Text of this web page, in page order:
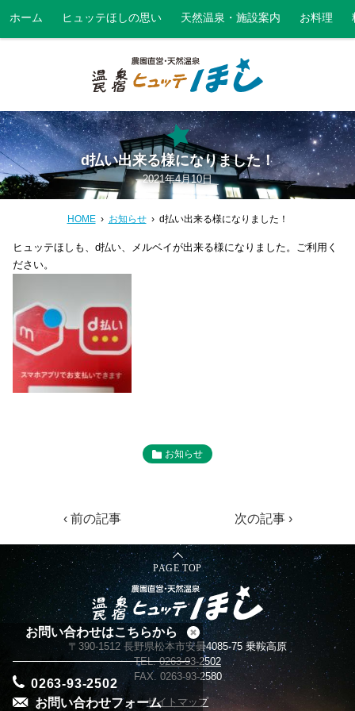
ホーム ヒュッテほしの思い 天然温泉・施設案内 お料理
d払い出来る様になりました！
2021年4月10日
HOME お知らせ d払い出来る様になりました！
ヒュッテほしも、d払い、メルベイが出来る様になりました。ご利用く
ださい。
お知らせ
‹ 前の記事 次の記事 ›
PAGE TOP
〒390-1512 長野県松本市安曇4085-75 乗鞍高原
TEL.0263-93-2502
FAX. 0263-93-2580
サイトマップ
お問い合わせはこちらから
0263-93-2502
お問い合わせフォーム